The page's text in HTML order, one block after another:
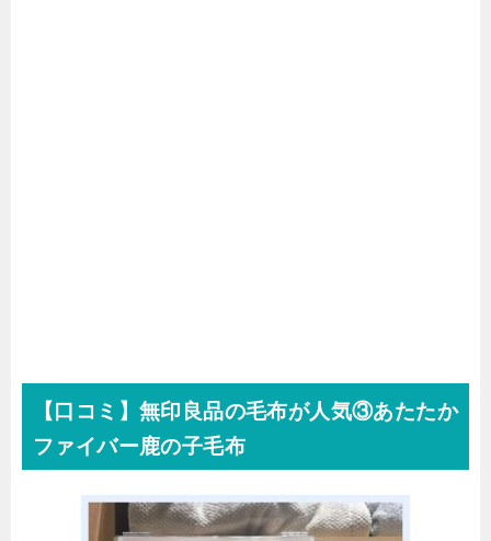
【口コミ】無印良品の毛布が人気③あたたか
ファイバー鹿の子毛布